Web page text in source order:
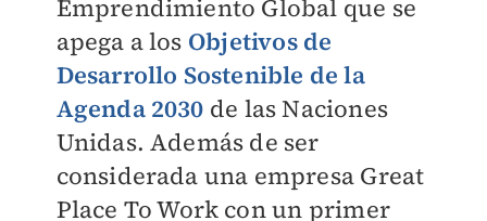
Emprendimiento Global que se
apega a los Objetivos de
Desarrollo Sostenible de la
Agenda 2030 de las Naciones
Unidas. Además de ser
considerada una empresa Great
Place To Work con un primer